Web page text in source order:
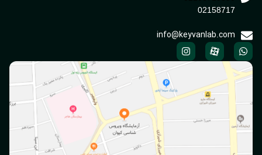
02158717
info@keyvanlab.com